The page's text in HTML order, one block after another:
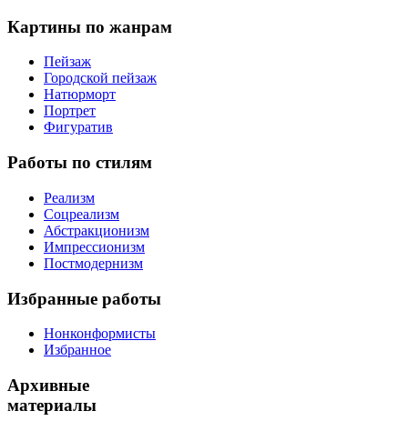
Картины по жанрам
Пейзаж
Городской пейзаж
Натюрморт
Портрет
Фигуратив
Работы по стилям
Реализм
Соцреализм
Абстракционизм
Импрессионизм
Постмодернизм
Избранные работы
Нонконформисты
Избранное
Архивные
материалы